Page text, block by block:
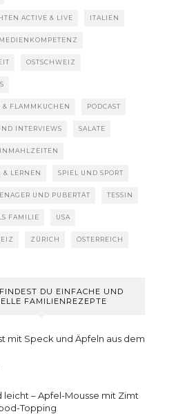
ACTIVE & LIVE ITALIEN
MEDIENKOMPETENZ
OSTSCHWEIZ
FLAMMKUCHEN PODCAST
INTERVIEWS SALATE
& LERNEN SPIEL UND SPORT
UND PUBERTÄT TESSIN
FAMILIE USA
ZÜRICH ÖSTERREICH
DU EINFACHE UND
FAMILIENREZEPTE
mit Speck und Äpfeln aus dem
leicht – Apfel-Mousse mit Zimt
Topping